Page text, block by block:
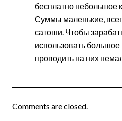
бесплатно небольшое
Суммы маленькие,
сатоши. Чтобы
использовать большое
проводить на них
Comments are closed.